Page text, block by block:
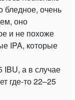
бледное, очень
оно
и не похоже
IPA, которые
а в случае
где-то 22–25